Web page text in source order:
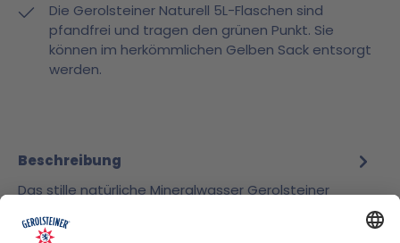
Die Gerolsteiner Naturell 5L-Flaschen sind
pfandfrei und tragen den grünen Punkt. Sie
können im herkömmlichen Gelben Sack entsorgt
werden.
Beschreibung
Das stille natürliche Mineralwasser Gerolsteiner
integrierter Zapfvorrichtun…